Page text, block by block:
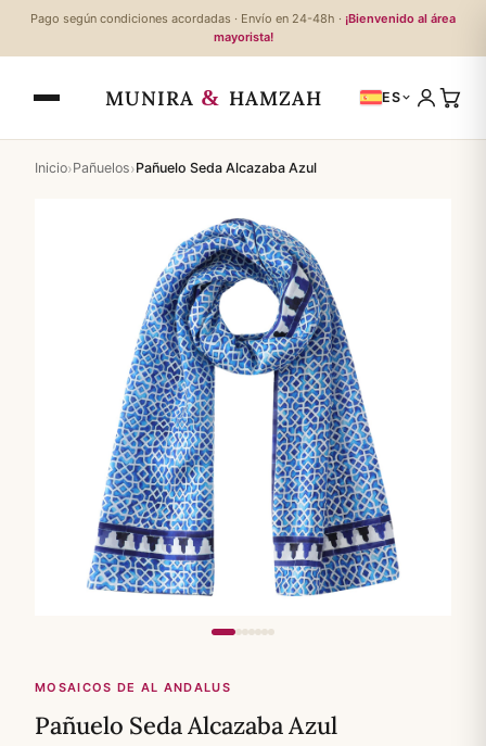
Pago según condiciones acordadas · Envío en 24-48h · ¡Bienvenido al área
mayorista!
MUNIRA & HAMZAH ES
Inicio›Pañuelos›Pañuelo Seda Alcazaba Azul
MOSAICOS DE AL ANDALUS
Pañuelo Seda Alcazaba Azul